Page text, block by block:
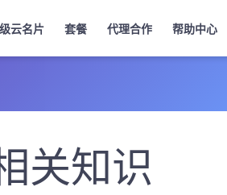
云名片 套餐 代理合作 帮助中心
关知识